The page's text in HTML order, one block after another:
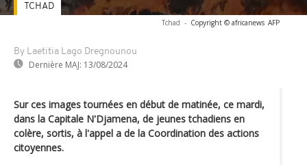
Tchad - Copyright © africanews AFP
By Laetitia Lago Dregnounou
Dernière MAJ: 13/08/2024
TCHAD
Sur ces images tournées en début de matinée, ce mardi,
dans la Capitale N'Djamena, de jeunes tchadiens en
colère, sortis, à l'appel a de la Coordination des actions
citoyennes.